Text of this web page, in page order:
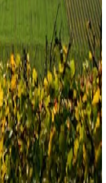
معلومات
الموافقة على ملفات تعريف الارتباط
سياسة الخصوصية
الشروط والأحكام
حقوق النشر © 2026، فنادق ومنتجعات بريستول